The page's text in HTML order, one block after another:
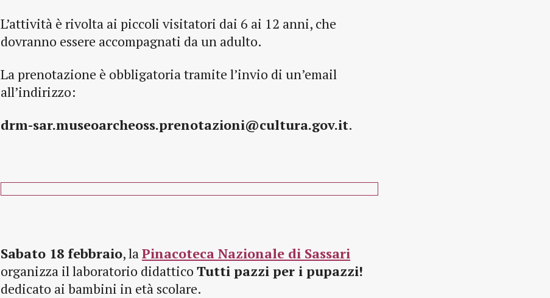
L’attività è rivolta ai piccoli visitatori dai 6 ai 12 anni, che
dovranno essere accompagnati da un adulto.
La prenotazione è obbligatoria tramite l’invio di un’email
all’indirizzo:
drm-sar.museoarcheoss.prenotazioni@cultura.gov.it.
Sabato 18 febbraio, laPinacoteca Nazionale di Sassari
organizza il laboratorio didattico Tutti pazzi per i pupazzi!
dedicato ai bambini in età scolare.